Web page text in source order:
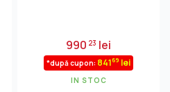
990 23 lei
*după cupon: 84169 lei
IN STOC